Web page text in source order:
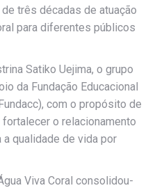
três décadas de atuação
para diferentes públicos
Satiko Uejima, o grupo
da Fundação Educacional
com o propósito de
o relacionamento
qualidade de vida por
Viva Coral consolidou-